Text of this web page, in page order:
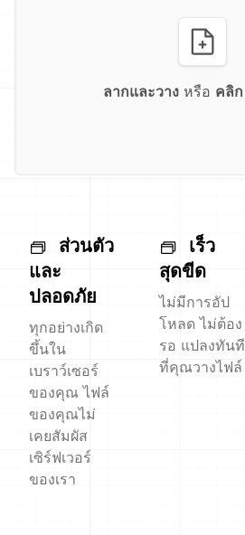
ลากและวางหรือ คลิก
ส่วนตัว
และ
ปลอดภัย
ทุกอย่างเกิด
ขึ้นใน
เบราว์เซอร์
ของคุณ ไฟล์
ของคุณไม่
เคยสัมผัส
เซิร์ฟเวอร์
ของเรา
เร็ว
สุดขีด
ไม่มีการอัป
โหลด ไม่ต้อง
รอ แปลงทันที
ที่คุณวางไฟล์